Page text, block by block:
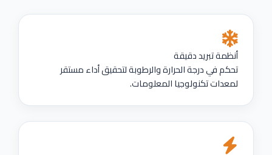
أنظمة تبريد دقيقة
تحكم في درجة الحرارة والرطوبة لتحقيق أداء مستقر
لمعدات تكنولوجيا المعلومات.